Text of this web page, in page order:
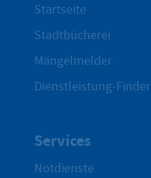
Startseite
Stadtbücherei
Mängelmelder
Dienstleistung-Finder
Services
Notdienste